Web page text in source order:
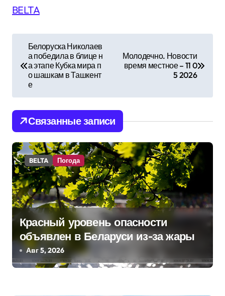
BELTA
и
г
а
ц
и
я
п
о
з
а
Белоруска Николаев
а победила в блице н
а этапе Кубка мира п
о шашкам в Ташкент
е
Молодечно. Новости
время местное – 11 0
5 2026
Связанные записи
BELTA Погода
Красный уровень опасности
объявлен в Беларуси из-за жары
Авг 5, 2026